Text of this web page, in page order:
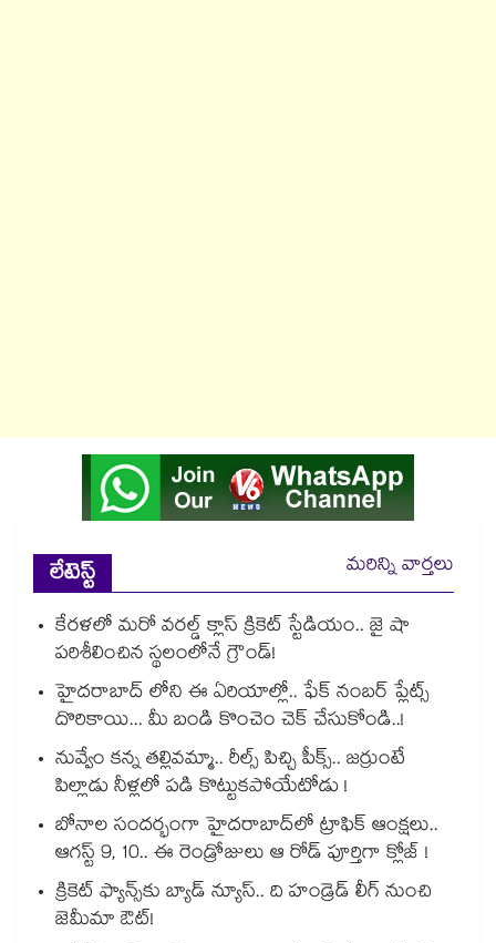
లేటెస్ట్
మరిన్ని వార్తలు
కేరళలో మరో వరల్డ్ క్లాస్ క్రికెట్ స్టేడియం.. జై షా
పరిశీలించిన స్థలంలోనే గ్రౌండ్!
హైదరాబాద్ లోని ఈ ఏరియాల్లో.. ఫేక్ నంబర్ ప్లేట్స్
దొరికాయి... మీ బండి కొంచెం చెక్ చేసుకోండి..!
నువ్వేం కన్న తల్లివమ్మా.. రీల్స్ పిచ్చి పీక్స్.. జర్రుంటే
పిల్లాడు నీళ్లలో పడి కొట్టుకపోయేటోడు !
బోనాల సందర్భంగా హైదరాబాద్‌లో ట్రాఫిక్ ఆంక్షలు..
ఆగస్ట్ 9, 10.. ఈ రెండ్రోజులు ఆ రోడ్ పూర్తిగా క్లోజ్ !
క్రికెట్ ఫ్యాన్స్‌కు బ్యాడ్ న్యూస్.. ది హండ్రెడ్ లీగ్ నుంచి
జెమీమా ఔట్!